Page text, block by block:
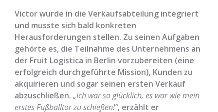
Victor wurde in die Verkaufsabteilung integriert
und musste sich bald konkreten
Herausforderungen stellen. Zu seinen Aufgaben
gehörte es, die Teilnahme des Unternehmens an
der Fruit Logistica in Berlin vorzubereiten (eine
erfolgreich durchgeführte Mission), Kunden zu
akquirieren und sogar seinen ersten Verkauf
abzuschließen. „Ich war so glücklich, es war wie mein
erstes Fußballtor zu schießen!“, erzählt er